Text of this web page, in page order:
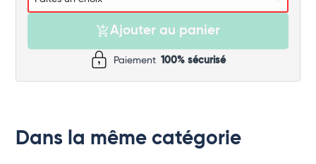
Ajouter au panier
Paiement 100% sécurisé
Dans la même catégorie